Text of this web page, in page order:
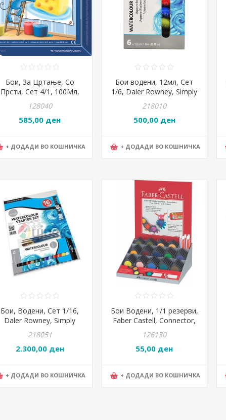
Бои, За Цртање, Со
Прсти, Сет 4/1, 100Мл,
128040
585,00 ден
+ ДОДАДИ ВО КОШНИЧКА
Бои водени, 12мл, Сет
1/6, Daler Rowney, Simply
134500006
218010
500,00 ден
+ ДОДАДИ ВО КОШНИЧКА
Бои, Водени, Сет 1/16,
Daler Rowney, Simply
134500005
218051
2.300,00 ден
+ ДОДАДИ ВО КОШНИЧКА
Бои Водени, 1/1 резерви,
Faber Castell, Connector,
126130
55,00 ден
+ ДОДАДИ ВО КОШНИЧКА